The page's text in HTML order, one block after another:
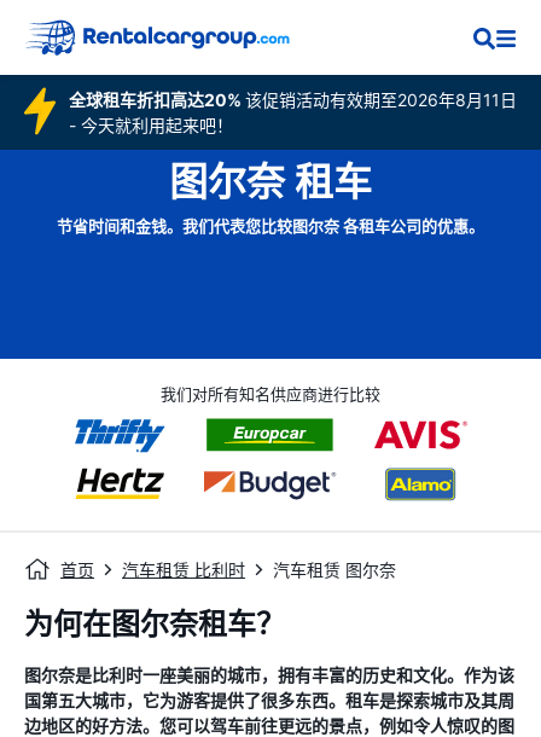
全球租车折扣高达20% 该促销活动有效期至2026年8月11日
- 今天就利用起来吧！
图尔奈 租车
节省时间和金钱。我们代表您比较图尔奈 各租车公司的优惠。
我们对所有知名供应商进行比较
首页 汽车租赁 比利时 汽车租赁 图尔奈
为何在图尔奈租车？
图尔奈是比利时一座美丽的城市，拥有丰富的历史和文化。作为该
国第五大城市，它为游客提供了很多东西。租车是探索城市及其周
边地区的好方法。您可以驾车前往更远的景点，例如令人惊叹的图